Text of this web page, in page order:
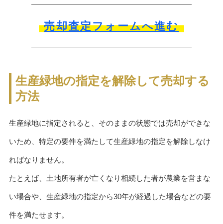
売却査定フォームへ進む
生産緑地の指定を解除して売却する
方法
生産緑地に指定されると、そのままの状態では売却ができな
いため、特定の要件を満たして生産緑地の指定を解除しなけ
ればなりません。
たとえば、土地所有者が亡くなり相続した者が農業を営まな
い場合や、生産緑地の指定から30年が経過した場合などの要
件を満たせます。